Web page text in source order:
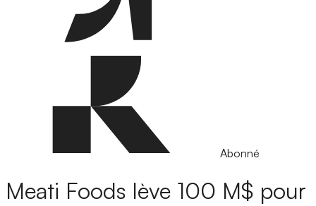
Abonné
Meati Foods lève 100 M$ pour